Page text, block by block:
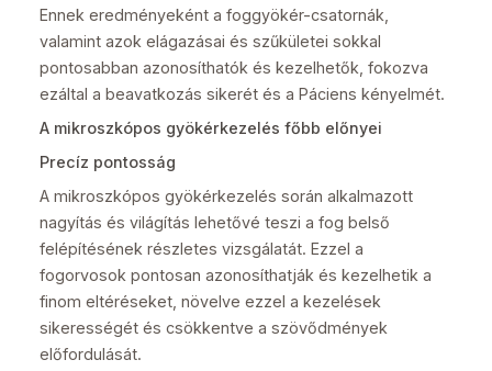
Ennek eredményeként a foggyökér-csatornák,
valamint azok elágazásai és szűkületei sokkal
pontosabban azonosíthatók és kezelhetők, fokozva
ezáltal a beavatkozás sikerét és a Páciens kényelmét.
A mikroszkópos gyökérkezelés főbb előnyei
Precíz pontosság
A mikroszkópos gyökérkezelés során alkalmazott
nagyítás és világítás lehetővé teszi a fog belső
felépítésének részletes vizsgálatát. Ezzel a
fogorvosok pontosan azonosíthatják és kezelhetik a
finom eltéréseket, növelve ezzel a kezelések
sikerességét és csökkentve a szövődmények
előfordulását.